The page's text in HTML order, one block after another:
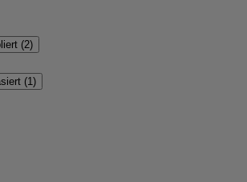
(2)
(1 )